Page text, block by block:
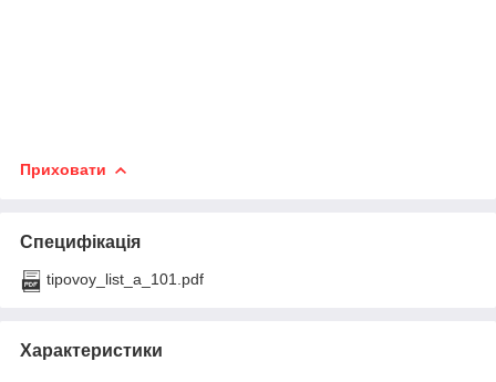
Приховати
Специфікація
tipovoy_list_a_101.pdf
Характеристики